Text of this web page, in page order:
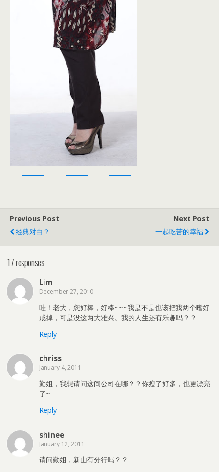
Previous Post
经典对白？
Next Post
一起吃苦的幸福
17 responses
Lim
December 27, 2010
哇！老大，您好棒，好棒~~~我是不是也该把我两个嗜好
戒掉，可是没这两大雅兴。我的人生还有乐趣吗？？
Reply
chriss
January 4, 2011
勤姐，我想请问这间公司在哪？？你瘦了好多，也更漂亮
了~
Reply
shinee
January 12, 2011
请问勤姐，新山有分行吗？？